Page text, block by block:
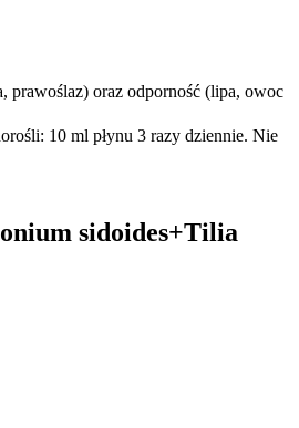
prawoślaz) oraz odporność (lipa, owoc
10 ml płynu 3 razy dziennie. Nie
sidoides+Tilia